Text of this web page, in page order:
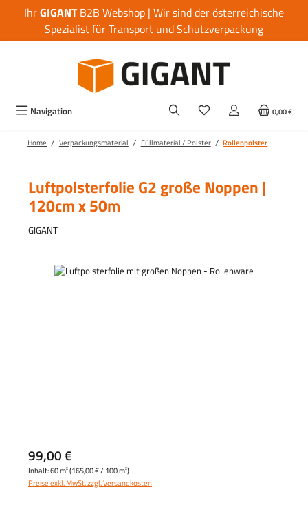
Zum Hauptinhalt springen
IhrGIGANTB2B Webshop | Wir sind der österreichische
Spezialist für Transport und Schutzverpackung
Navigation 0,00 €
Home / Verpackungsmaterial / Füllmaterial / Polster / Rollenpolster
Luftpolsterfolie G2 große Noppen |
120cm x 50m
GIGANT
Bildergalerie überspringen
99,00 €
Inhalt:60 m²(165,00 €/ 100 m²)
Preise exkl. MwSt. zzgl. Versandkosten